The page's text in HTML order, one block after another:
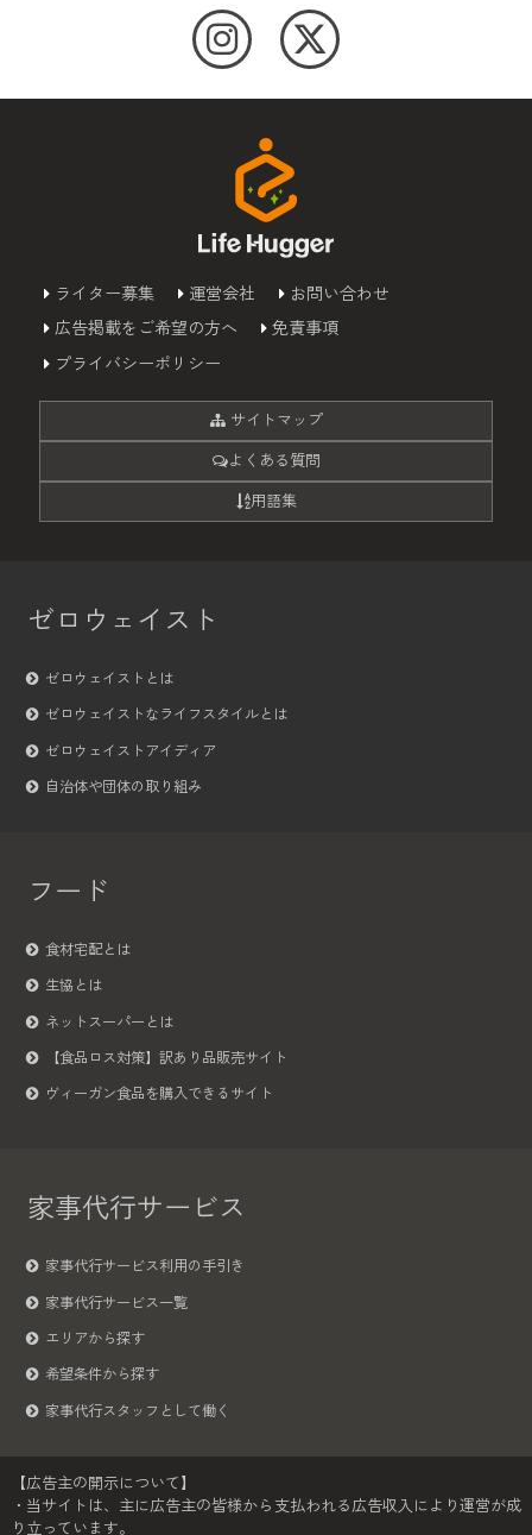
ライター募集 運営会社
お問い合わせ
広告掲載をご希望の方へ
免責事項
プライバシーポリシー
サイトマップ
よくある質問
用語集
ゼロウェイスト
ゼロウェイストとは
ゼロウェイストなライフスタイルとは
ゼロウェイストアイディア
自治体や団体の取り組み
フード
食材宅配とは
生協とは
ネットスーパーとは
【食品ロス対策】訳あり品販売サイト
ヴィーガン食品を購入できるサイト
家事代行サービス
家事代行サービス利用の手引き
家事代行サービス一覧
エリアから探す
希望条件から探す
家事代行スタッフとして働く
【広告主の開示について】
・当サイトは、主に広告主の皆様から支払われる広告収入により運営が成
り立っています。